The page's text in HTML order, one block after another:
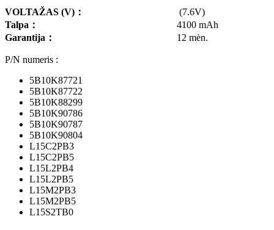
VOLTAŽAS (V) ：
(7.6V)
Talpa ：
4100 mAh
Garantija ： 12 mėn.
P/N numeris :
5B10K87721
5B10K87722
5B10K88299
5B10K90786
5B10K90787
5B10K90804
L15C2PB3
L15C2PB5
L15L2PB4
L15L2PB5
L15M2PB3
L15M2PB5
L15S2TB0